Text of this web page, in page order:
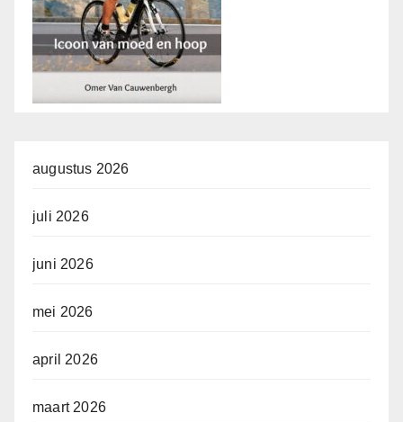
augustus 2026
juli 2026
juni 2026
mei 2026
april 2026
maart 2026